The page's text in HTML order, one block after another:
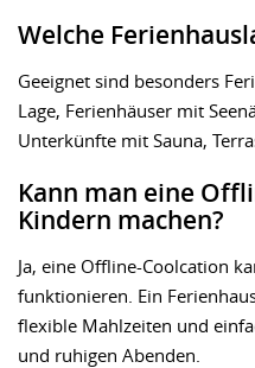
Welche
Geeignet sind besonders
Lage, Ferienhäuser mit
Unterkünfte mit Sauna,
Kann man eine
Kindern machen?
Ja, eine Offline-Coolcation
funktionieren. Ein
flexible Mahlzeiten und
und ruhigen Abenden.